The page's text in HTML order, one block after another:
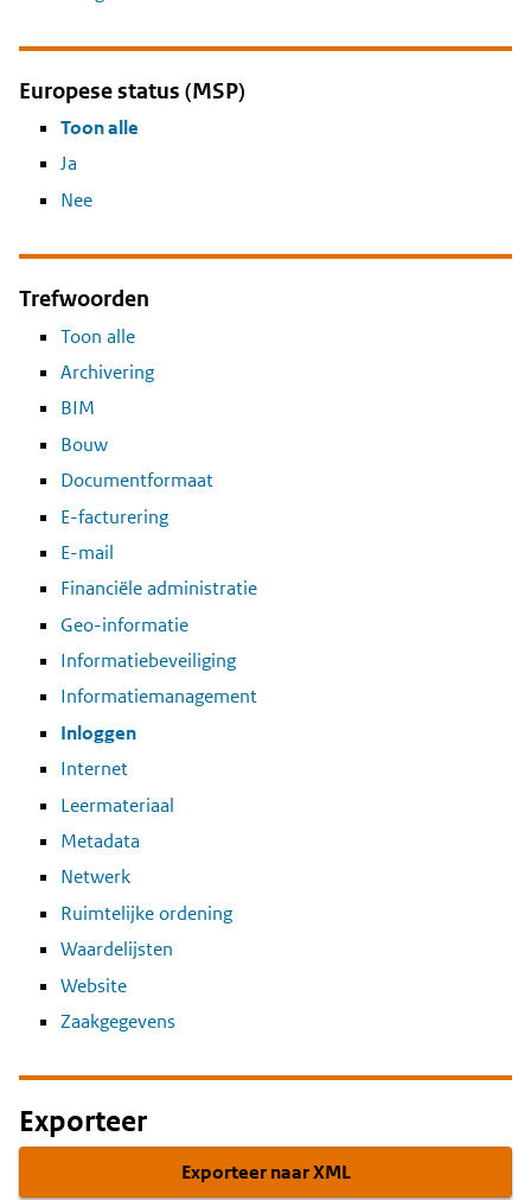
Europese status (MSP)
Toon alle
Ja
Nee
Trefwoorden
Toon alle
Archivering
BIM
Bouw
Documentformaat
E-facturering
E-mail
Financiële administratie
Geo-informatie
Informatiebeveiliging
Informatiemanagement
Inloggen
Internet
Leermateriaal
Metadata
Netwerk
Ruimtelijke ordening
Waardelijsten
Website
Zaakgegevens
Exporteer
Exporteer naar XML